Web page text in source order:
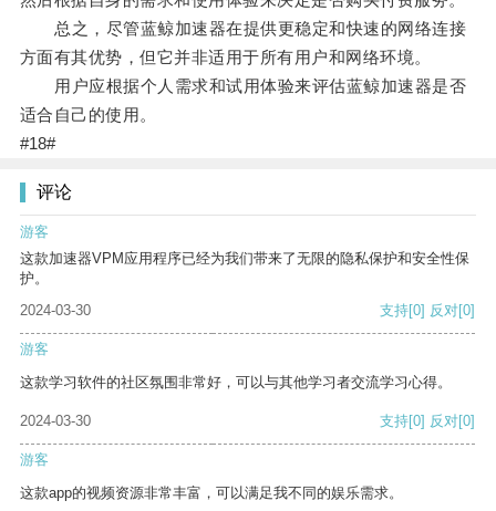
总之，尽管蓝鲸加速器在提供更稳定和快速的网络连接
方面有其优势，但它并非适用于所有用户和网络环境。
用户应根据个人需求和试用体验来评估蓝鲸加速器是否
适合自己的使用。
#18#
评论
游客
这款加速器VPM应用程序已经为我们带来了无限的隐私保护和安全性保
护。
2024-03-30
支持[0] 反对[0]
游客
这款学习软件的社区氛围非常好，可以与其他学习者交流学习心得。
2024-03-30 支持[0] 反对[0]
游客
这款app的视频资源非常丰富，可以满足我不同的娱乐需求。